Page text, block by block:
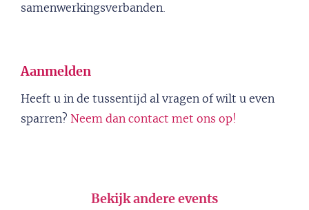
samenwerkingsverbanden.
Aanmelden
Heeft u in de tussentijd al vragen of wilt u even
sparren? Neem dan contact met ons op!
Bekijk andere events